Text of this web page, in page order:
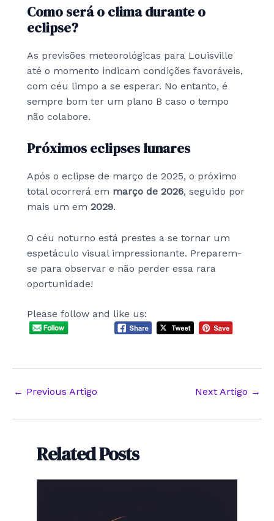
Como será o clima durante o
eclipse?
As previsões meteorológicas para Louisville
até o momento indicam condições favoráveis,
com céu limpo a se esperar. No entanto, é
sempre bom ter um plano B caso o tempo
não colabore.
Próximos eclipses lunares
Após o eclipse de março de 2025, o próximo
total ocorrerá em março de 2026, seguido por
mais um em 2029.
O céu noturno está prestes a se tornar um
espetáculo visual impressionante. Preparem-
se para observar e não perder essa rara
oportunidade!
Please follow and like us:
Post
← Previous Artigo Next Artigo →
Related Posts